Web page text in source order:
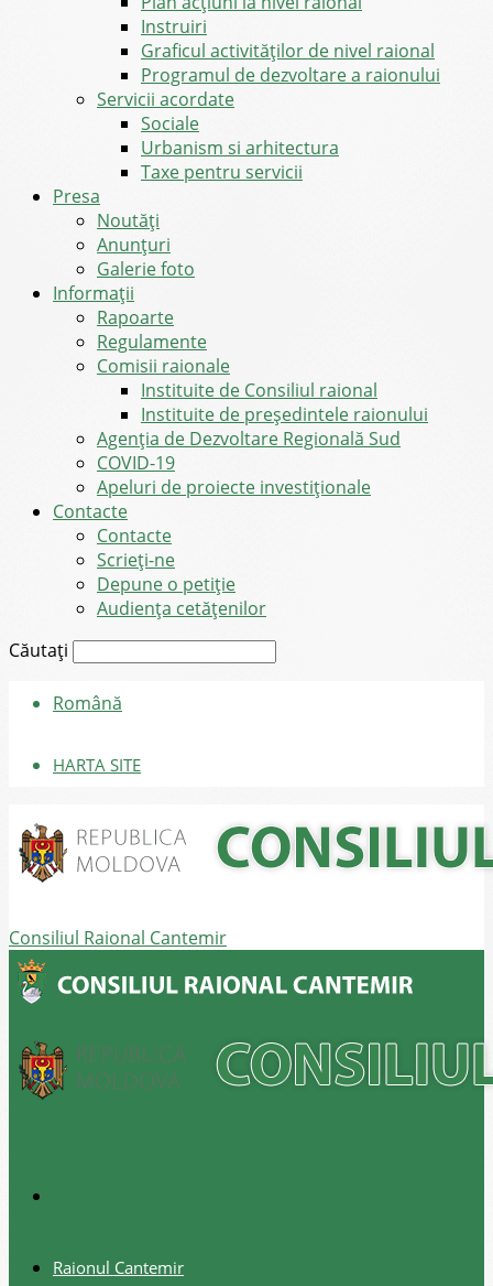
Instruiri
Graficul activităților de nivel raional
Programul de dezvoltare a raionului
Servicii acordate
Sociale
Urbanism si arhitectura
Taxe pentru servicii
Presa
Noutăţi
Anunţuri
Galerie foto
Informații
Rapoarte
Regulamente
Comisii raionale
Instituite de Consiliul raional
Instituite de președintele raionului
Agenția de Dezvoltare Regională Sud
COVID-19
Apeluri de proiecte investiționale
Contacte
Contacte
Scrieți-ne
Depune o petiție
Audiența cetățenilor
Căutați
Română
HARTA SITE
Consiliul Raional Cantemir
Raionul Cantemir